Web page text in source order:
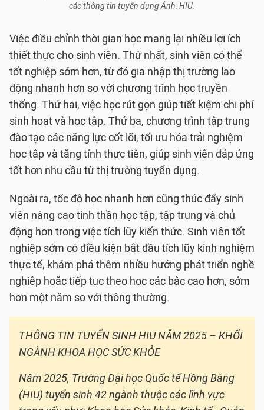
các thông tin tuyển dụng Ảnh: HIU.
Việc điều chỉnh thời gian học mang lại nhiều lợi ích
thiết thực cho sinh viên. Thứ nhất, sinh viên có thể
tốt nghiệp sớm hơn, từ đó gia nhập thị trường lao
động nhanh hơn so với chương trình học truyền
thống. Thứ hai, việc học rút gọn giúp tiết kiệm chi phí
sinh hoạt và học tập. Thứ ba, chương trình tập trung
đào tạo các năng lực cốt lõi, tối ưu hóa trải nghiệm
học tập và tăng tính thực tiễn, giúp sinh viên đáp ứng
tốt hơn nhu cầu từ thị trường tuyển dụng.
Ngoài ra, tốc độ học nhanh hơn cũng thúc đẩy sinh
viên nâng cao tinh thần học tập, tập trung và chủ
động hơn trong việc tích lũy kiến thức. Sinh viên tốt
nghiệp sớm có điều kiện bắt đầu tích lũy kinh nghiệm
thực tế, khám phá thêm nhiều hướng phát triển nghề
nghiệp hoặc tiếp tục theo học các bậc cao hơn, sớm
hơn một năm so với thông thường.
THÔNG TIN TUYỂN SINH HIU NĂM 2025 – KHỐI
NGÀNH KHOA HỌC SỨC KHỎE
Năm 2025, Trường Đại học Quốc tế Hồng Bàng
(HIU) tuyển sinh 42 ngành thuộc các lĩnh vực